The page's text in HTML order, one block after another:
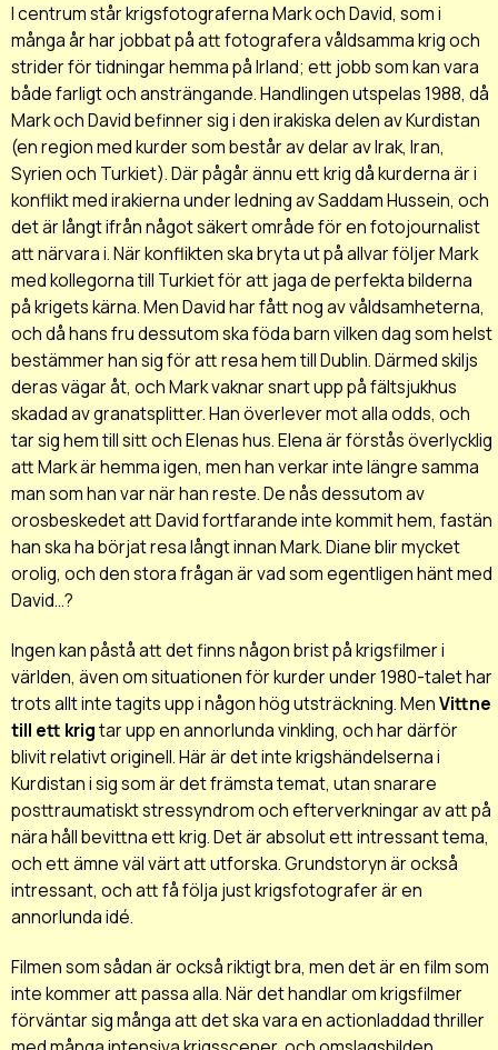
I centrum står krigsfotograferna Mark och David, som i
många år har jobbat på att fotografera våldsamma krig och
strider för tidningar hemma på Irland; ett jobb som kan vara
både farligt och ansträngande. Handlingen utspelas 1988, då
Mark och David befinner sig i den irakiska delen av Kurdistan
(en region med kurder som består av delar av Irak, Iran,
Syrien och Turkiet). Där pågår ännu ett krig då kurderna är i
konflikt med irakierna under ledning av Saddam Hussein, och
det är långt ifrån något säkert område för en fotojournalist
att närvara i. När konflikten ska bryta ut på allvar följer Mark
med kollegorna till Turkiet för att jaga de perfekta bilderna
på krigets kärna. Men David har fått nog av våldsamheterna,
och då hans fru dessutom ska föda barn vilken dag som helst
bestämmer han sig för att resa hem till Dublin. Därmed skiljs
deras vägar åt, och Mark vaknar snart upp på fältsjukhus
skadad av granatsplitter. Han överlever mot alla odds, och
tar sig hem till sitt och Elenas hus. Elena är förstås överlycklig
att Mark är hemma igen, men han verkar inte längre samma
man som han var när han reste. De nås dessutom av
orosbeskedet att David fortfarande inte kommit hem, fastän
han ska ha börjat resa långt innan Mark. Diane blir mycket
orolig, och den stora frågan är vad som egentligen hänt med
David...?
Ingen kan påstå att det finns någon brist på krigsfilmer i
världen, även om situationen för kurder under 1980-talet har
trots allt inte tagits upp i någon hög utsträckning. MenVittne
till ett krigtar upp en annorlunda vinkling, och har därför
blivit relativt originell. Här är det inte krigshändelserna i
Kurdistan i sig som är det främsta temat, utan snarare
posttraumatiskt stressyndrom och efterverkningar av att på
nära håll bevittna ett krig. Det är absolut ett intressant tema,
och ett ämne väl värt att utforska. Grundstoryn är också
intressant, och att få följa just krigsfotografer är en
annorlunda idé.
Filmen som sådan är också riktigt bra, men det är en film som
inte kommer att passa alla. När det handlar om krigsfilmer
förväntar sig många att det ska vara en actionladdad thriller